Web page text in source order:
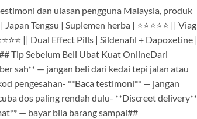
dan ulasan pengguna Malaysia, produk
Tengsu | Suplemen herba | ⭐⭐⭐⭐⭐ ||
|| Dual Effect Pills | Sildenafil + Dapoxetine |
|## Tip Sebelum Beli Ubat Kuat OnlineDari
sah** — jangan beli dari kedai tepi jalan atau
pengesahan- **Baca testimoni** — jangan
dos paling rendah dulu- **Discreet
— bayar bila barang sampai##